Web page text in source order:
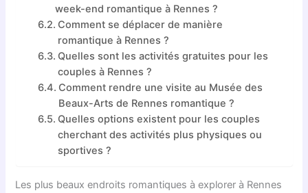
week-end romantique à Rennes ?
Comment se déplacer de manière
romantique à Rennes ?
Quelles sont les activités gratuites pour les
couples à Rennes ?
Comment rendre une visite au Musée des
Beaux-Arts de Rennes romantique ?
Quelles options existent pour les couples
cherchant des activités plus physiques ou
sportives ?
Les plus beaux endroits romantiques à explorer à Rennes